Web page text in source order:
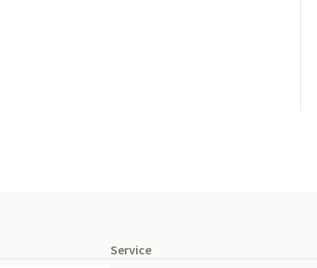
Service